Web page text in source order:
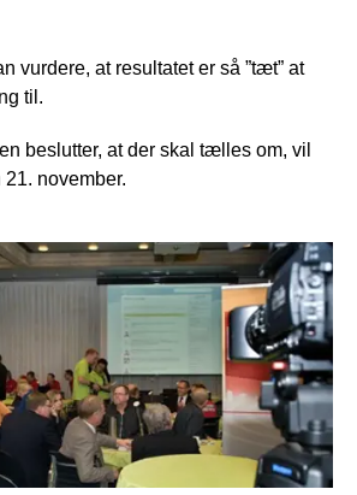
vurdere, at resultatet er så ”tæt” at
til.
beslutter, at der skal tælles om, vil
november.